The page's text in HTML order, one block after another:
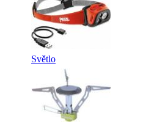
Světlo